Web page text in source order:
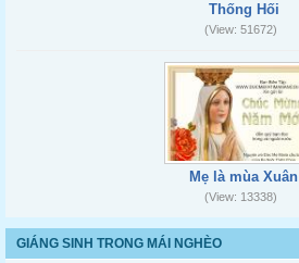
Thống Hối
(View: 51672)
Mẹ là mùa Xuân
(View: 13338)
GIÁNG SINH TRONG MÁI NGHÈO